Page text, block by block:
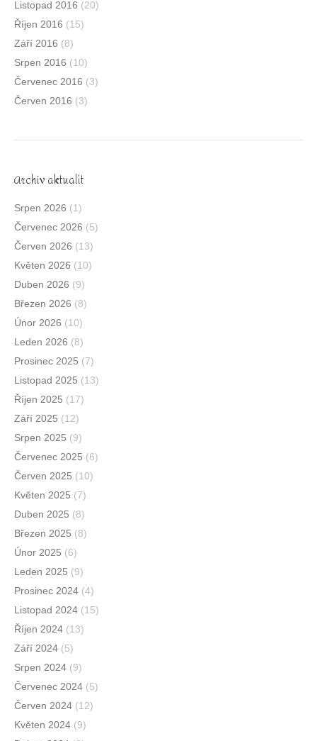
Listopad 2016 (20)
Říjen 2016 (15)
Září 2016 (8)
Srpen 2016 (10)
Červenec 2016 (3)
Červen 2016 (3)
Archív aktualit
Srpen 2026 (1)
Červenec 2026 (5)
Červen 2026 (13)
Květen 2026 (10)
Duben 2026 (9)
Březen 2026 (8)
Únor 2026 (10)
Leden 2026 (8)
Prosinec 2025 (7)
Listopad 2025 (13)
Říjen 2025 (17)
Září 2025 (12)
Srpen 2025 (9)
Červenec 2025 (6)
Červen 2025 (10)
Květen 2025 (7)
Duben 2025 (8)
Březen 2025 (8)
Únor 2025 (6)
Leden 2025 (9)
Prosinec 2024 (4)
Listopad 2024 (15)
Říjen 2024 (13)
Září 2024 (5)
Srpen 2024 (9)
Červenec 2024 (5)
Červen 2024 (12)
Květen 2024 (9)